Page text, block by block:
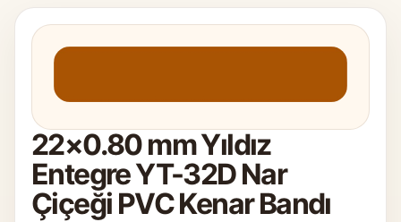
22×0.80 mm Yıldız
Entegre YT-32D Nar
Çiçeği PVC Kenar Bandı